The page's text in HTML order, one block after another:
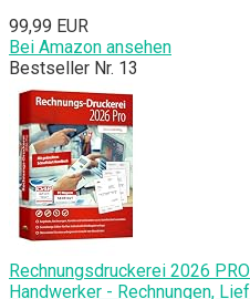
99,99 EUR
Bei Amazon ansehen
Bestseller Nr. 13
Rechnungsdruckerei 2026
Handwerker - Rechnungen,